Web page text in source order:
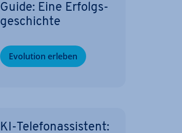
Guide: Eine Er­folgs­
ge­schich­te
Evolution erleben
KI-Te­le­fon­as­sis­tent: